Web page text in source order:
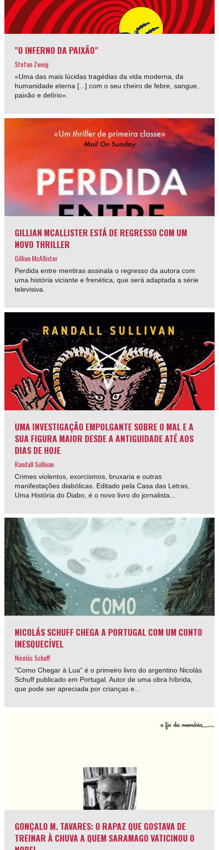
"O INFERNO DA PAIXÃO"
Stefan Zweig
«Uma das mais lúcidas tragédias da vida moderna, da
humanidade eterna [...] com o seu cheiro de febre, sangue,
paixão e delírio».
GILLIAN MCALLISTER ESTÁ DE REGRESSO COM UM
NOVO THRILLER
Gillian McAllister
Perdida entre mentiras assinala o regresso da autora com
uma história viciante e frenética, que será adaptada a série
televisiva.
UMA INVESTIGAÇÃO EMPOLGANTE SOBRE O MAL E A
SUA FIGURA MAIOR DESDE A ANTIGUIDADE ATÉ AOS
DIAS DE HOJE
Randall Sullivan
Crimes violentos, exorcismos, bruxaria e outras
manifestações diabólicas. Editado pela Casa das Letras,
Uma História do Diabo, é o novo livro do jornalista...
NICOLÁS SCHUFF CHEGA A PORTUGAL COM UM CONTO
INESQUECÍVEL
Nicolás Schuff
"Como Chegar à Lua" é o primeiro livro do argentino Nicolás
Schuff publicado em Portugal. Autor de uma obra híbrida,
que pode ser apreciada por crianças e...
GONÇALO M. TAVARES: O RAPAZ QUE GOSTAVA DE
TREINAR À CHUVA A QUEM SARAMAGO VATICINOU O